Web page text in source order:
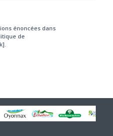
énoncées dans
de